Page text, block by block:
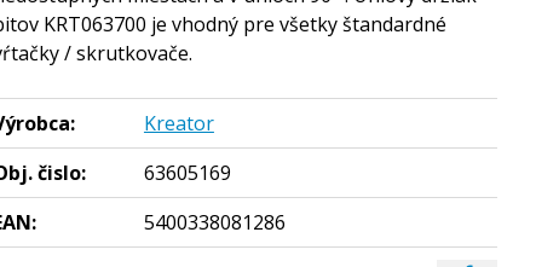
KRT063700 je vhodný pre všetky štandardné
/ skrutkovače.
Kreator
čislo:
63605169
5400338081286